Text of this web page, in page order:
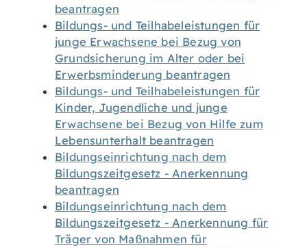
beantragen
Bildungs- und Teilhabeleistungen für
junge Erwachsene bei Bezug von
Grundsicherung im Alter oder bei
Erwerbsminderung beantragen
Bildungs- und Teilhabeleistungen für
Kinder, Jugendliche und junge
Erwachsene bei Bezug von Hilfe zum
Lebensunterhalt beantragen
Bildungseinrichtung nach dem
Bildungszeitgesetz - Anerkennung
beantragen
Bildungseinrichtung nach dem
Bildungszeitgesetz - Anerkennung für
Träger von Maßnahmen für